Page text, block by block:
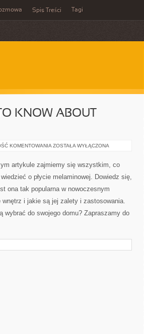
Spis Treści Tagi
KNOW ABOUT
KOMENTOWANIA EVERYTHING
KNOW
PŁYTA
ZOSTAŁA WYŁĄCZONA
artykule zajmiemy się wszystkim, co
o płycie melaminowej. Dowiedz się,
ona tak popularna w nowoczesnym
wnętrz i jakie są jej zalety i zastosowania.
wybrać do swojego domu? Zapraszamy do